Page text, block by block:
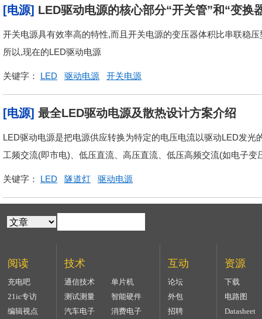
[电源] LED驱动电源的核心部分“开关管”和“变换
开关电源具有效率高的特性,而且开关电源的变压器体积比串联稳
所以,现在的LED驱动电源
关键字： LED 驱动电源 开关电源
[电源] 最全LED驱动电源及散热设计方案介绍
LED驱动电源是把电源供应转换为特定的电压电流以驱动LED发
工频交流(即市电)、低压直流、高压直流、低压高频交流(如电子变
关键字： LED 隧道灯 驱动电源
阅读
充电吧
21ic专访
编辑视点
技术
通信技术
单片机
测试测量
智能硬件
汽车电子
消费电子
互动
论坛
外包
招聘
资源
下载
电路图
Datasheet